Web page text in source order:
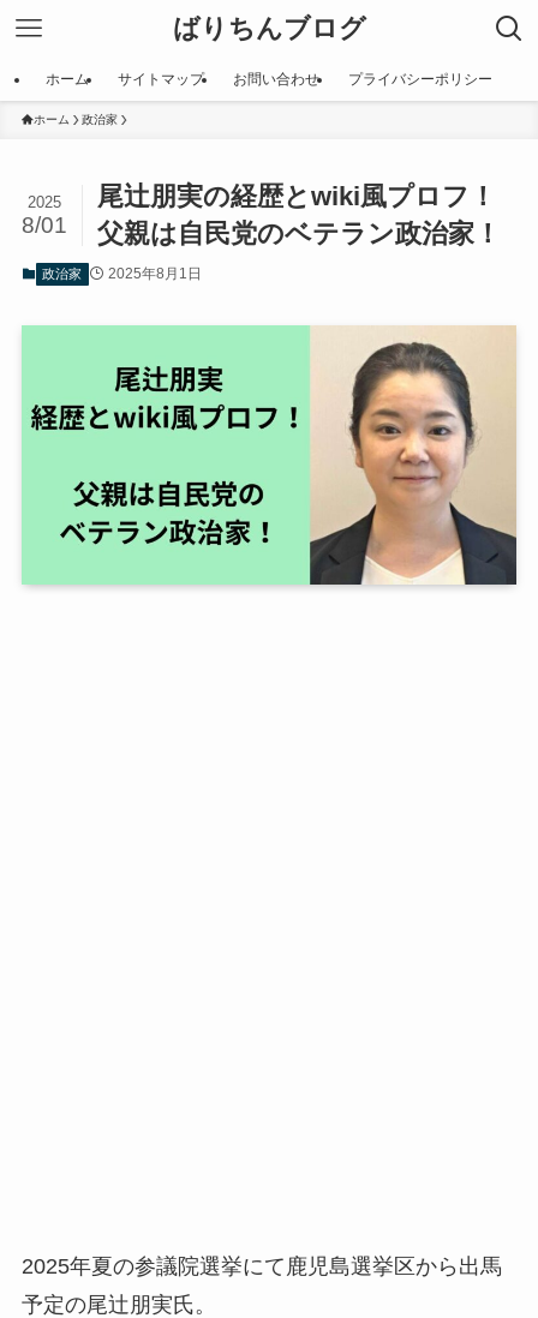
ばりちんブログ
ホーム サイトマップ お問い合わせ プライバシーポリシー
ホーム 政治家
尾辻朋実の経歴とwiki風プロフ！
父親は自民党のベテラン政治家！
2025
8/01
政治家 2025年8月1日
2025年夏の参議院選挙にて鹿児島選挙区から出馬
予定の尾辻朋実氏。